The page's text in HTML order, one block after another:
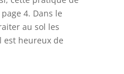
4. Dans le
au sol les
est heureux de